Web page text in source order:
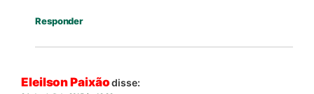
Responder
Eleilson Paixão disse: